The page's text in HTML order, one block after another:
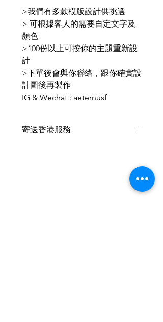
>我們有多款模版設計供挑選
> 可根據客人的需要自定文字及
顏色
>100份以上可按你的主題重新設
計
>下單後會與你聯絡，跟你確實設
計圖後再製作
IG & Wechat : aeternusf
寄送香港服務
我們將提供中國銀行香港之付款帳